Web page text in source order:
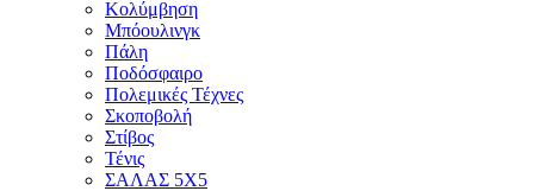
Κολύμβηση
Μπόουλινγκ
Πάλη
Ποδόσφαιρο
Πολεμικές Τέχνες
Σκοποβολή
Στίβος
Τένις
ΣΑΛΑΣ 5Χ5